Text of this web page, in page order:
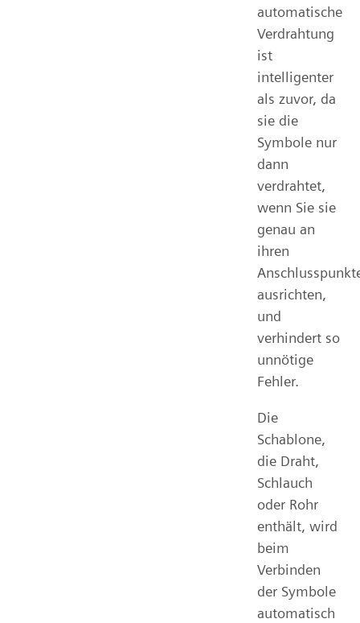
automatische
Verdrahtung
ist
intelligenter
als zuvor, da
sie die
Symbole nur
dann
verdrahtet,
wenn Sie sie
genau an
ihren
ausrichten,
und
verhindert so
unnötige
Fehler.
Die
Schablone,
die Draht,
Schlauch
oder Rohr
enthält, wird
beim
Verbinden
der Symbole
automatisch